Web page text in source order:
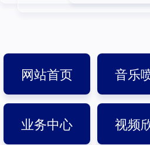
网站首页 音乐
业务中心 视频